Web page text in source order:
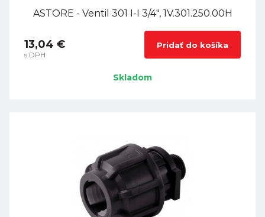
ASTORE - Ventil 301 I-I 3/4", 1V.301.250.00H
13,04 €
s DPH
Pridať do košíka
Skladom